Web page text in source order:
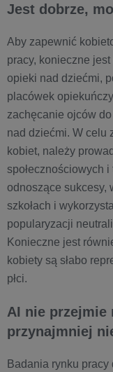
Jest dobrze,
Aby zapewnić
pracy, konieczne
opieki nad dziećmi,
placówek
zachęcanie ojców
nad dziećmi. W celu
kobiet, należy
społecznościowych
odnoszące sukcesy,
szkołach i
popularyzacji
Konieczne jest
kobiety są słabo
płci.
AI nie przejmie
przynajmniej
Badania rynku pracy